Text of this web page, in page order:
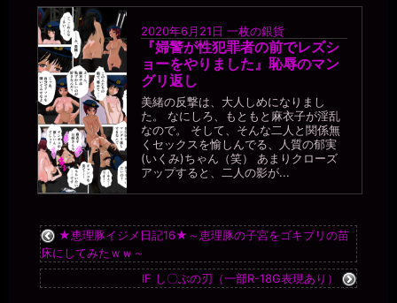
2020年6月21日 一枚の銀貨
『婦警が性犯罪者の前でレズシ
ョーをやりました』恥辱のマン
グリ返し
美緒の反撃は、大人しめになりまし
た。 なにしろ、もともと麻衣子が淫乱
なので。 そして、そんな二人と関係無
くセックスを愉しんでる、人質の郁実
(いくみ)ちゃん（笑） あまりクローズ
アップすると、二人の影が...
★恵理豚イジメ日記16★～恵理豚の子宮をゴキブリの苗
床にしてみたｗｗ～
IF し〇ぶの刃（一部R-18G表現あり）
miiki0119
2026年7月18日 - 21:56
うう。。オナニーは禁止されてます。。
一枚の銀貨
2026年7月18日 - 21:56
あっ、そうか（・∀・）ﾆﾔﾆﾔ
miiki0119
2026年7月18日 - 21:57
うう。。オナニーできないし。。無意識にマンコを擦りつけたりし
ないように。。椅子には座らないで。。脚開いてしゃがんでPC打っ
てます。。
2026年7月18日 - 21:58
( ﾟ∀ﾟ)ｱﾊﾊ八八ﾉヽﾉヽﾉヽﾉ ＼ / ＼/ ＼母
miiki0119
2026年7月18日 - 21:59